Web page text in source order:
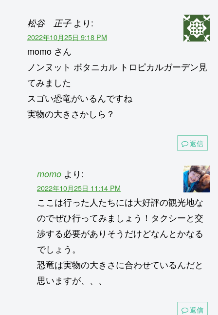
松谷 正子 より:
2022年10月25日 9:18 PM
momo さん
ノンヌット ボタニカル トロピカルガーデン見
てみました
スゴい恐竜がいるんですね
実物の大きさかしら？
返信
momo より:
2022年10月25日 11:14 PM
ここは行った人たちには大好評の観光地な
のでぜひ行ってみましょう！タクシーと交
渉する必要がありそうだけどなんとかなる
でしょう。
恐竜は実物の大きさに合わせているんだと
思いますが、、、
返信